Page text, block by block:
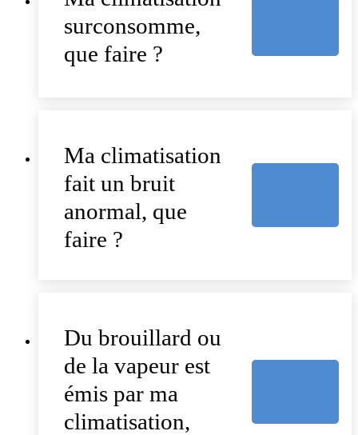
surconsomme,
que faire ?
Ma climatisation
fait un bruit
anormal, que
faire ?
Du brouillard ou
de la vapeur est
émis par ma
climatisation,